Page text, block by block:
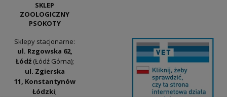
SKLEP
ZOOLOGICZNY
PSOKOTY
Sklepy stacjonarne:
ul. Rzgowska 62,
Łódź(Łódź Górna);
ul. Zgierska
11, Konstantynów
Łódzki;